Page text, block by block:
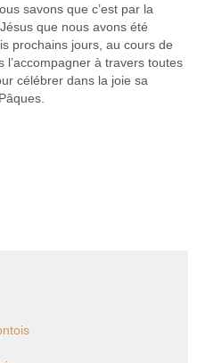
savons que c’est par la
que nous avons été
prochains jours, au cours de
l’accompagner à travers toutes
célébrer dans la joie sa